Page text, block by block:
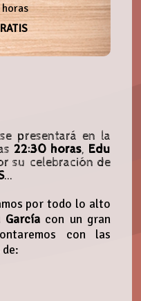
presentará en la
22:30 horas, Edu
su celebración de
...
por todo lo alto
Garcíacon un gran
con las